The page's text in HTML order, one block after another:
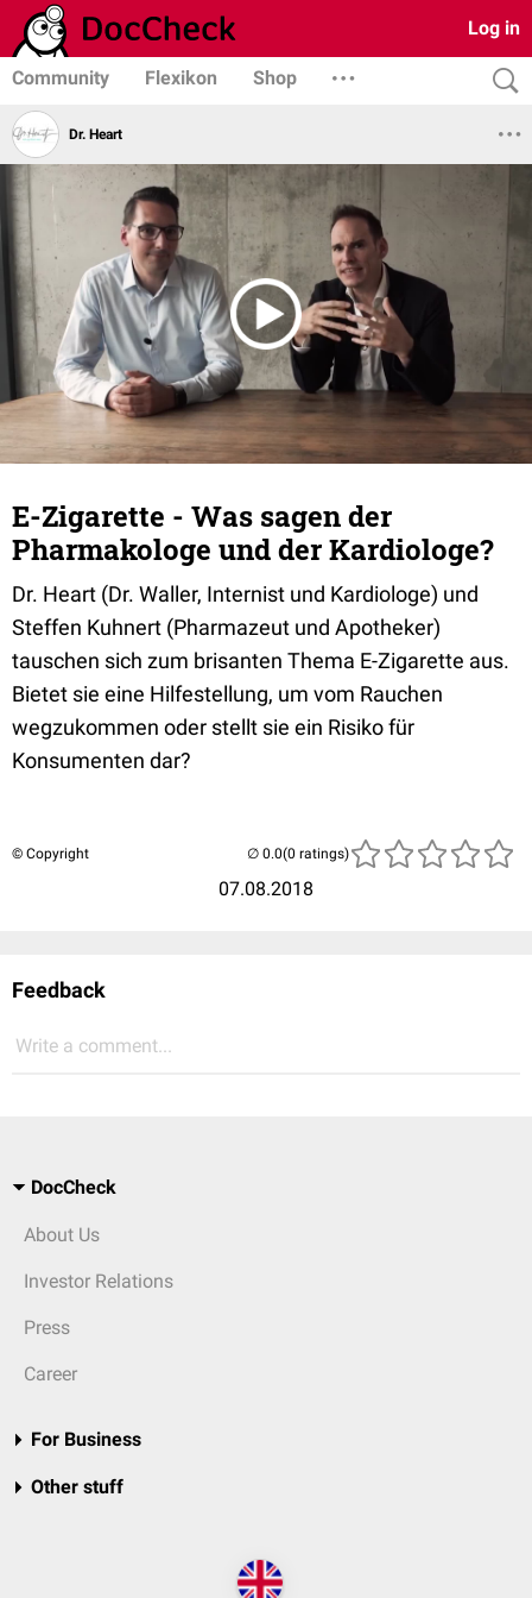
Log in
Community Flexikon Shop
Dr. Heart
E-Zigarette - Was sagen der
Pharmakologe und der Kardiologe?
Dr. Heart (Dr. Waller, Internist und Kardiologe) und
Steffen Kuhnert (Pharmazeut und Apotheker)
tauschen sich zum brisanten Thema E-Zigarette aus.
Bietet sie eine Hilfestellung, um vom Rauchen
wegzukommen oder stellt sie ein Risiko für
Konsumenten dar?
© Copyright
07.08.2018
(0 ratings)
Feedback
Write a comment...
DocCheck
About Us
Investor Relations
Press
Career
For Business
Other stuff